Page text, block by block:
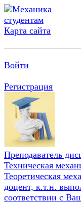
Карта сайта
Войти
Регистрация
Преподаватель
Техническая
Теоретическая
доцент, к.т.н.
соответствии с